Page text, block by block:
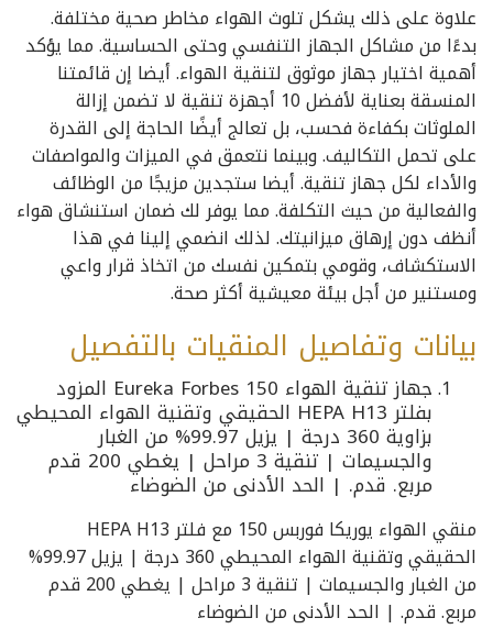
علاوة على ذلك يشكل تلوث الهواء مخاطر صحية مختلفة.
بدءًا من مشاكل الجهاز التنفسي وحتى الحساسية. مما يؤكد
أهمية اختيار جهاز موثوق لتنقية الهواء. أيضا إن قائمتنا
المنسقة بعناية لأفضل 10 أجهزة تنقية لا تضمن إزالة
الملوثات بكفاءة فحسب، بل تعالج أيضًا الحاجة إلى القدرة
على تحمل التكاليف. وبينما نتعمق في الميزات والمواصفات
والأداء لكل جهاز تنقية. أيضا ستجدين مزيجًا من الوظائف
والفعالية من حيث التكلفة. مما يوفر لك ضمان استنشاق هواء
أنظف دون إرهاق ميزانيتك. لذلك انضمي إلينا في هذا
الاستكشاف، وقومي بتمكين نفسك من اتخاذ قرار واعي
ومستنير من أجل بيئة معيشية أكثر صحة.
بيانات وتفاصيل المنقيات بالتفصيل
جهاز تنقية الهواء Eureka Forbes 150 المزود
بفلتر HEPA H13 الحقيقي وتقنية الهواء المحيطي
بزاوية 360 درجة | يزيل 99.97% من الغبار
والجسيمات | تنقية 3 مراحل | يغطي 200 قدم
مربع. قدم. | الحد الأدنى من الضوضاء
منقي الهواء يوريكا فوربس 150 مع فلتر HEPA H13
الحقيقي وتقنية الهواء المحيطي 360 درجة | يزيل 99.97%
من الغبار والجسيمات | تنقية 3 مراحل | يغطي 200 قدم
مربع. قدم. | الحد الأدنى من الضوضاء